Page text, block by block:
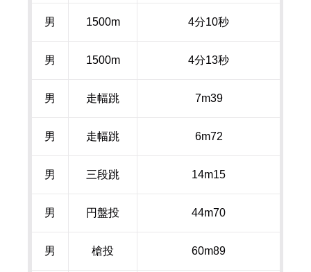
男 1500m 4分10秒
男 1500m 4分13秒
男 走幅跳 7m39
男 走幅跳 6m72
男 三段跳 14m15
男 円盤投 44m70
男 槍投 60m89